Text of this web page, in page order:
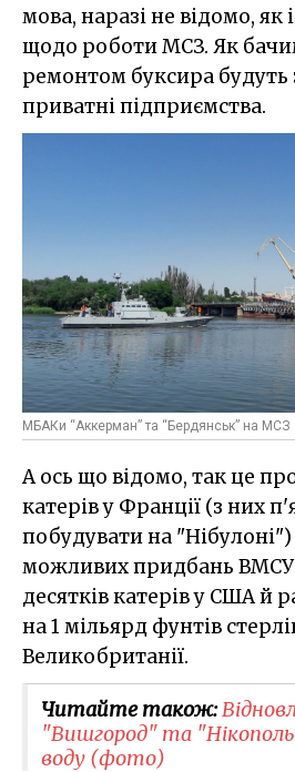
мова, наразі не відомо, як
щодо роботи МСЗ. Як
ремонтом буксира будуть
приватні підприємства.
МБАКи “Аккерман” та “Бердянськ” на МСЗ
А ось що відомо, так це
катерів у Франції (з них
побудувати на
можливих придбань ВМСУ
десятків катерів у США й
на 1 мільярд фунтів
Великобританії.
Читайте також:
"Вишгород" та
воду (фото)